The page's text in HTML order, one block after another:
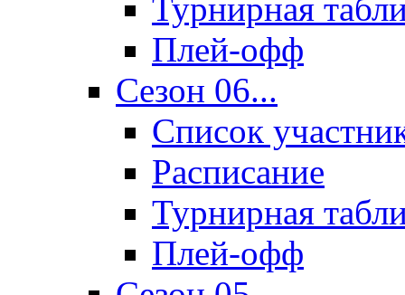
Турнирная
Плей-офф
Сезон 06...
Список
Расписание
Турнирная
Плей-офф